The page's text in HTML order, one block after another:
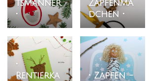
tsmänner
•
Zapfenmä
dchen •
•
Rentierka
• Zapfen -